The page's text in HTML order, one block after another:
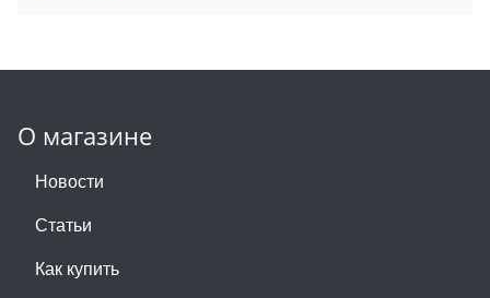
О магазине
Новости
Статьи
Как купить